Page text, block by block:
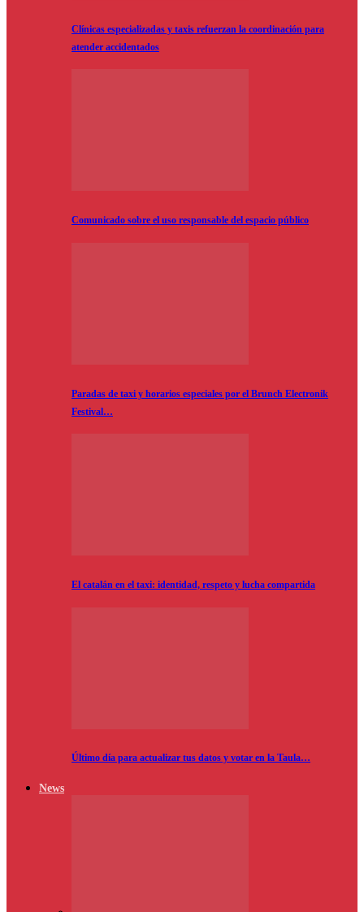
Clínicas especializadas y taxis refuerzan la coordinación para
atender accidentados
Comunicado sobre el uso responsable del espacio público
Paradas de taxi y horarios especiales por el Brunch Electronik
Festival…
El catalán en el taxi: identidad, respeto y lucha compartida
Último día para actualizar tus datos y votar en la Taula…
News